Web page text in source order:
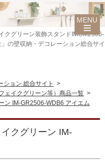
クグリーン装飾スタンドIMGM2506-
の壁収納・デコレーション総合サイ
ション 総合サイト
>
ェイクグリーン等）商品一覧 >
IM-GR2506-WDB6 アイエム
クグリーン IM-